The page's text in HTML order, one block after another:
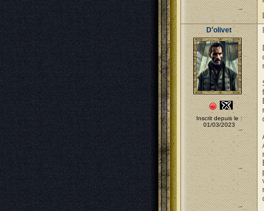
D'olivet
Inscrit depuis le :
01/03/2023